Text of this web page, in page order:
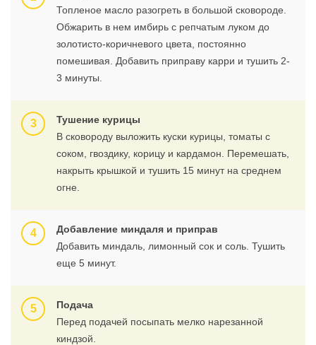
Топленое масло разогреть в большой сковороде.
Обжарить в нем имбирь с репчатым луком до
золотисто-коричневого цвета, постоянно
помешивая. Добавить приправу карри и тушить 2-
3 минуты.
Тушение курицы
В сковороду выложить куски курицы, томаты с
соком, гвоздику, корицу и кардамон. Перемешать,
накрыть крышкой и тушить 15 минут на среднем
огне.
Добавление миндаля и приправ
Добавить миндаль, лимонный сок и соль. Тушить
еще 5 минут.
Подача
Перед подачей посыпать мелко нарезанной
киндзой.